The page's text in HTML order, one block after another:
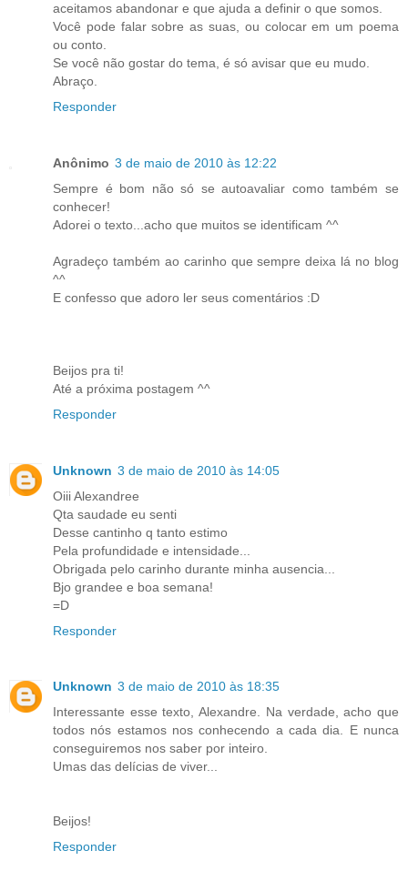
aceitamos abandonar e que ajuda a definir o que somos.
Você pode falar sobre as suas, ou colocar em um poema
ou conto.
Se você não gostar do tema, é só avisar que eu mudo.
Abraço.
Responder
Anônimo 3 de maio de 2010 às 12:22
Sempre é bom não só se autoavaliar como também se
conhecer!
Adorei o texto...acho que muitos se identificam ^^
Agradeço também ao carinho que sempre deixa lá no blog
^^
E confesso que adoro ler seus comentários :D
Beijos pra ti!
Até a próxima postagem ^^
Responder
Unknown 3 de maio de 2010 às 14:05
Oiii Alexandree
Qta saudade eu senti
Desse cantinho q tanto estimo
Pela profundidade e intensidade...
Obrigada pelo carinho durante minha ausencia...
Bjo grandee e boa semana!
=D
Responder
Unknown 3 de maio de 2010 às 18:35
Interessante esse texto, Alexandre. Na verdade, acho que
todos nós estamos nos conhecendo a cada dia. E nunca
conseguiremos nos saber por inteiro.
Umas das delícias de viver...
Beijos!
Responder